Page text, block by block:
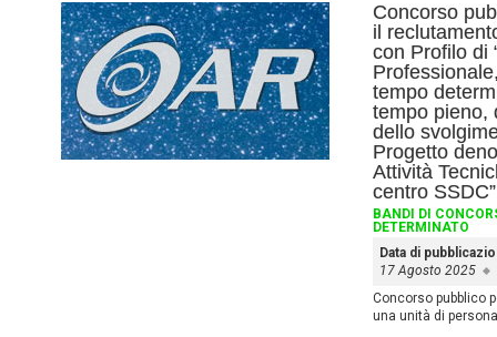
Concorso
il
con Profilo di
tempo
tempo pieno,
dello
Progetto
Attività
centro
BANDI DI
DETERMINATO
Data di
17 Agosto 2025
Concorso pubblico
una unità di